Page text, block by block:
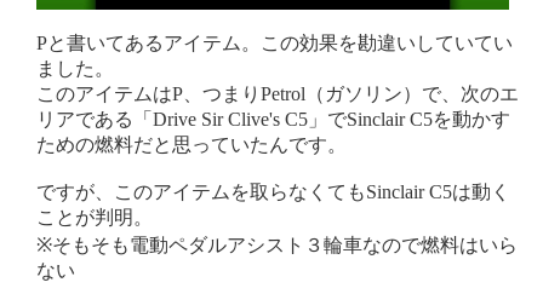
Pと書いてあるアイテム。この効果を勘違いしていてい
ました。
このアイテムはP、つまりPetrol（ガソリン）で、次のエ
リアである「Drive Sir Clive's C5」でSinclair C5を動かす
ための燃料だと思っていたんです。
ですが、このアイテムを取らなくてもSinclair C5は動く
ことが判明。
※そもそも電動ペダルアシスト３輪車なので燃料はいら
ない